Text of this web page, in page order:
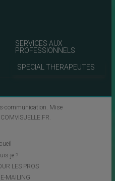
SERVICES AUX
PROFESSIONNELS
SPECIAL THERAPEUTES
communication. Mise
.
je ?
LES PROS
MAILING